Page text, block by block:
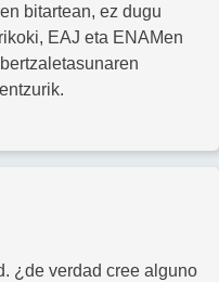
bitartean, ez dugu
EAJ eta ENAMen
¿de verdad cree alguno